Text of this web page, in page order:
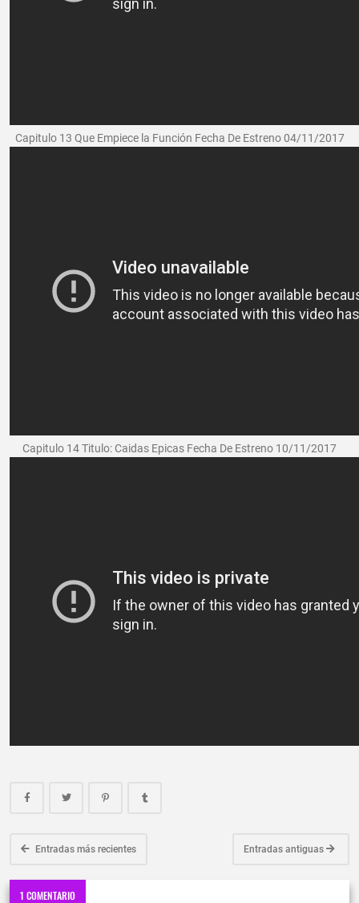
Capitulo 13 Que Empiece la Función Fecha De Estreno 04/11/2017
Capitulo 14 Titulo: Caidas Epicas Fecha De Estreno 10/11/2017
Entradas más recientes Entradas antiguas
1 COMENTARIO